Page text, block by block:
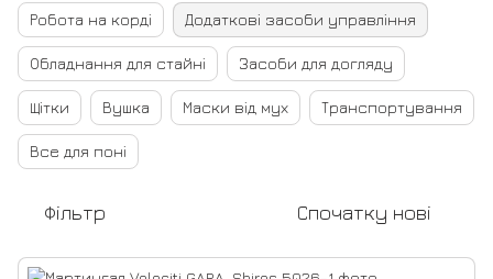
Робота на корді Додаткові засоби управління
Обладнання для стайні Засоби для догляду
Щітки Вушка Маски від мух Транспортування
Все для поні
Фільтр Спочатку нові